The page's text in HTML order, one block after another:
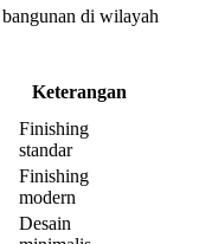
di wilayah
Keterangan
Finishing
standar
Finishing
modern
Desain